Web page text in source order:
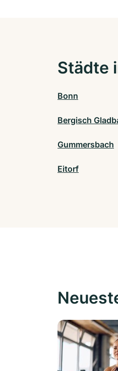
Städte
Bonn
Bergisch
Gummersbach
Eitorf